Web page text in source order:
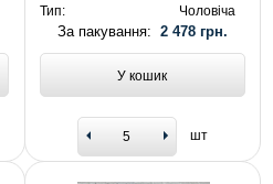
Тип:
Чоловіча
За пакування: 2 478 грн.
У кошик
шт